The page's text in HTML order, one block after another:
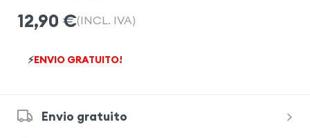
12,90 €(INCL. IVA)
⚡ENVIO GRATUITO!
Envio gratuito